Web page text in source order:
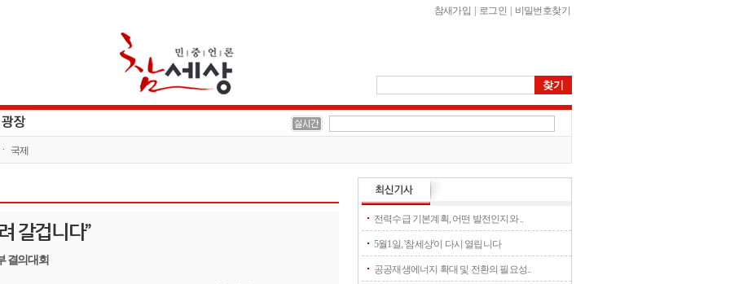
참새가입 로그인 비밀번호찾기
국제
갈겁니다”
결의대회
전력수급 기본계획, 어떤 발전인지와 ..
5월1일, '참세상'이 다시 열립니다
공공재생에너지 확대 및 전환의 필요성..